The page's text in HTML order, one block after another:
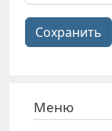
Сохранить
Меню